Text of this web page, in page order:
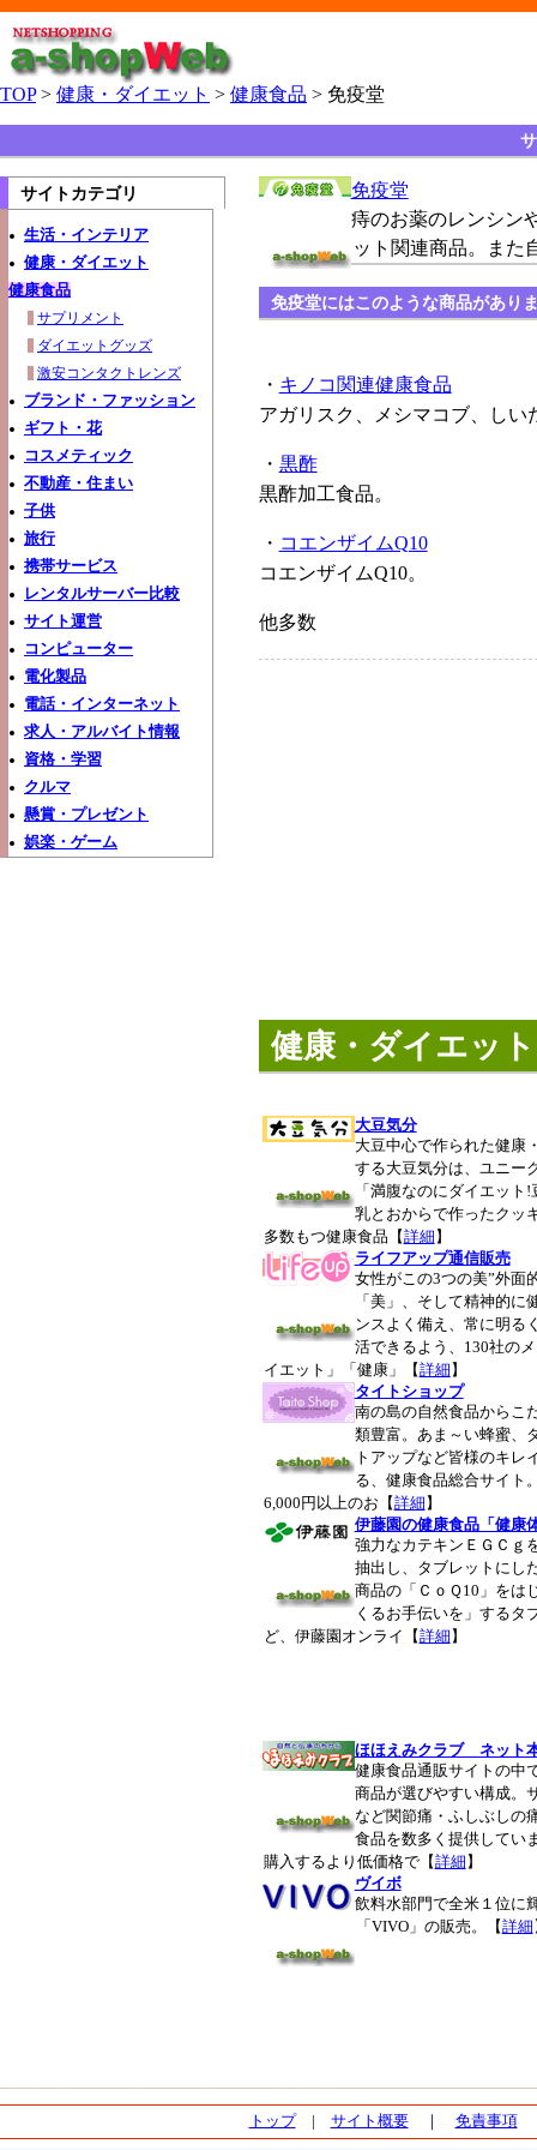
TOP> 健康・ダイエット > 健康食品 > 免疫堂
サイトカテゴリ
生活・インテリア
健康・ダイエット
健康食品
サプリメント
ダイエットグッズ
激安コンタクトレンズ
ブランド・ファッション
ギフト・花
コスメティック
不動産・住まい
子供
旅行
携帯サービス
レンタルサーバー比較
サイト運営
コンピューター
電化製品
電話・インターネット
求人・アルバイト情報
資格・学習
クルマ
懸賞・プレゼント
娯楽・ゲーム
免疫堂
痔のお薬のレンシン
ット関連商品。また
免疫堂にはこのような商品があり
・ キノコ関連健康食品
アガリスク、メシマコブ、し
・ 黒酢
黒酢加工食品。
・ コエンザイムQ10
コエンザイムQ10。
他多数
健康・ダイエッ
大豆気分
大豆中心で作られた健康
する大豆気分は、ユニー
「満腹なのにダイエット
乳とおからで作ったクッ
多数もつ健康食品【詳細 】
ライフアップ通信販売
女性がこの3つの美”外面
「美」、そして精神的に
ンスよく備え、常に明る
活できるよう、130社の
イエット」「健康」【詳細 】
タイトショップ
南の島の自然食品からこ
類豊富。あま～い蜂蜜、
トアップなど皆様のキレ
る、健康食品総合サイト
6,000円以上のお【詳細 】
伊藤園の健康食品「健康
強力なカテキンＥＧＣｇ
抽出し、タブレットにし
商品の「ＣｏＱ10」をは
くるお手伝いを」するタ
ど、伊藤園オンライ
【詳細 】
ほほえみクラブ ネット
健康食品通販サイトの中
商品が選びやすい構成。
など関節痛・ふしぶしの
食品を数多く提供してい
購入するより低価格で【詳細 】
ヴイボ
飲料水部門で全米１位に
「VIVO」の販売。【詳細
トップ| サイト概要｜ 免責事項